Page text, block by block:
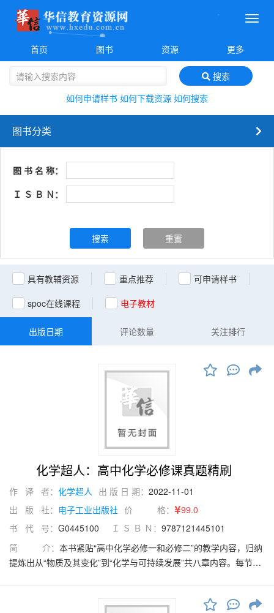
菜
首页
图书 资源 更多
搜索
如何申请样书 如何下载资源 如何搜索
图书分类
图 书 名 称：
Ｉ Ｓ Ｂ Ｎ：
搜索 重置
具有教辅资源 重点推荐
可申请样书
spoc在线课程
电子教材
关注排行
评论数量
出版日期
化学超人：高中化学必修课真题精刷
作 译 者： 化学超人 出 版 日 期： 2022-11-01
出 版 社： 电子工业出版社 价 格：
99.0
书 代 号： G0445100 Ｉ Ｓ Ｂ Ｎ： 9787121445101
简 介： 本书紧贴“高中化学必修一和必修二”的教学内容，归纳
提炼出从“物质及其变化”到“化学与可持续发展”共八章内容。每节课
查漏补缺；同时配有精选经典习题，供同学们高效练习，及时巩固